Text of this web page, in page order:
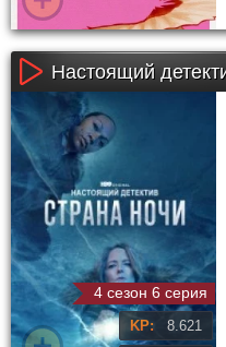
4 сезон 6 серия
KP: 8.621